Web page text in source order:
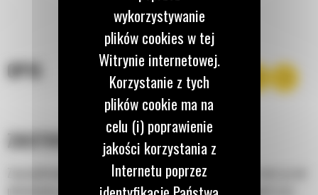
OPIS
ZASTOSOWANIE
Zaprojektowana do wycinania wąskich, prostych rowów w ziemi przed
układaniem przewodów elektrycznych, telefonicznych i innych oraz
wykorzystywanie
plików cookies w tej
Witrynie internetowej.
Korzystanie z tych
plików cookie ma na
celu (i) poprawienie
jakości korzystania z
Internetu poprzez